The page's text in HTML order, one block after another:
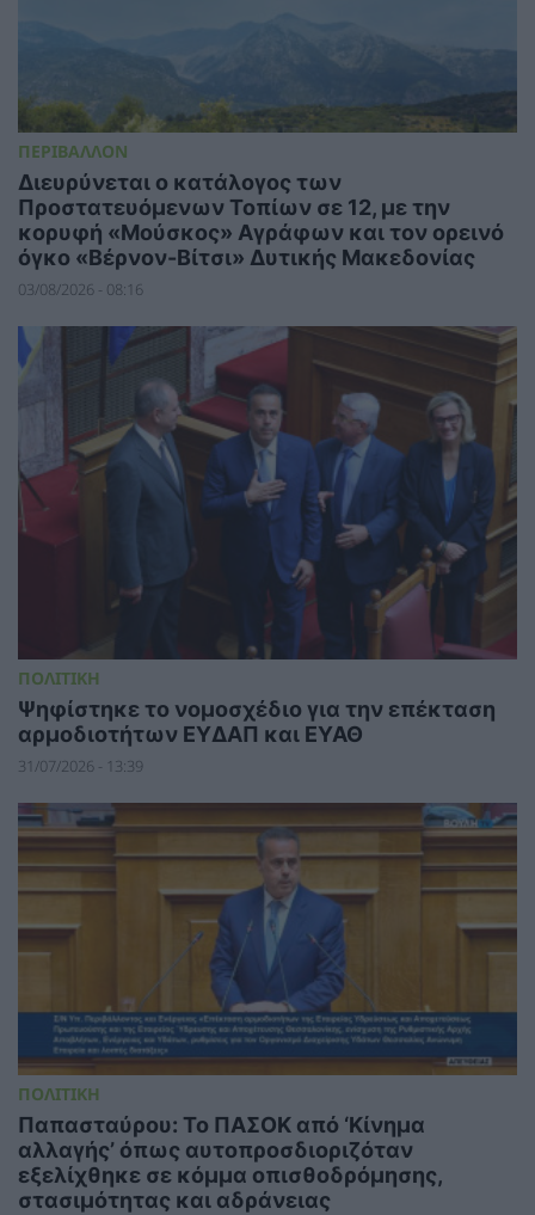
ΠΕΡΙΒΑΛΛΟΝ
Διευρύνεται ο κατάλογος των
Προστατευόμενων Τοπίων σε 12, με την
κορυφή «Μούσκος» Αγράφων και τον ορεινό
όγκο «Βέρνον-Βίτσι» Δυτικής Μακεδονίας
03/08/2026 - 08:16
ΠΟΛΙΤΙΚΗ
Ψηφίστηκε το νομοσχέδιο για την επέκταση
αρμοδιοτήτων ΕΥΔΑΠ και ΕΥΑΘ
31/07/2026 - 13:39
ΠΟΛΙΤΙΚΗ
Παπασταύρου: Το ΠΑΣΟΚ από ‘Κίνημα
αλλαγής’ όπως αυτοπροσδιοριζόταν
εξελίχθηκε σε κόμμα οπισθοδρόμησης,
στασιμότητας και αδράνειας